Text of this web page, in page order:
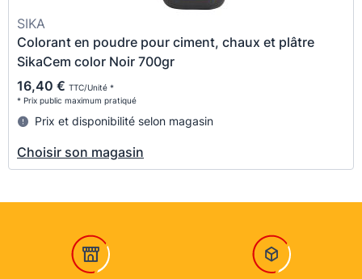
SIKA
Colorant en poudre pour ciment, chaux et plâtre
SikaCem color Noir 700gr
16,40 € TTC/Unité *
* Prix public maximum pratiqué
Prix et disponibilité selon magasin
Choisir son magasin